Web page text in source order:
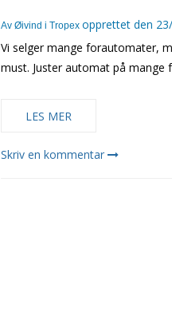
AvØivind i Tropexopprettet den
Vi selger mange forautomater,
must. Juster automat på mange
LES MER
Skriv en kommentar